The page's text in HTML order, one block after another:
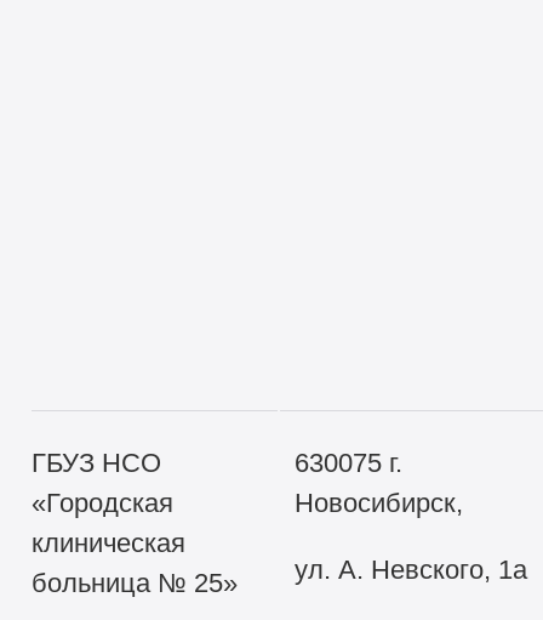
ГБУЗ НСО
«Городская
клиническая
больница № 25»
630075 г.
Новосибирск,
ул. А. Невского, 1а